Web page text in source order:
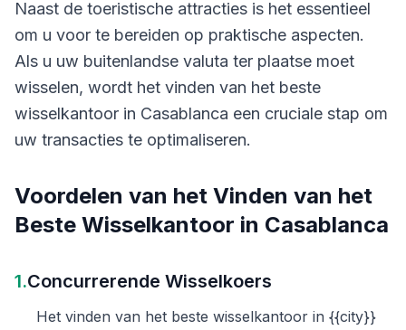
Naast de toeristische attracties is het essentieel
om u voor te bereiden op praktische aspecten.
Als u uw buitenlandse valuta ter plaatse moet
wisselen, wordt het vinden van het beste
wisselkantoor in Casablanca een cruciale stap om
uw transacties te optimaliseren.
Voordelen van het Vinden van het
Beste Wisselkantoor in Casablanca
1.Concurrerende Wisselkoers
Het vinden van het beste wisselkantoor in {{city}}